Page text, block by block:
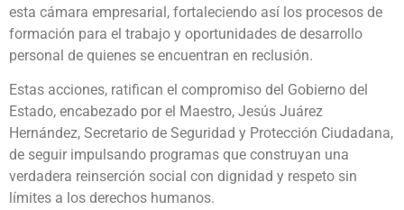
esta cámara empresarial, fortaleciendo así los procesos de
formación para el trabajo y oportunidades de desarrollo
personal de quienes se encuentran en reclusión.
Estas acciones, ratifican el compromiso del Gobierno del
Estado, encabezado por el Maestro, Jesús Juárez
Hernández, Secretario de Seguridad y Protección Ciudadana,
de seguir impulsando programas que construyan una
verdadera reinserción social con dignidad y respeto sin
límites a los derechos humanos.